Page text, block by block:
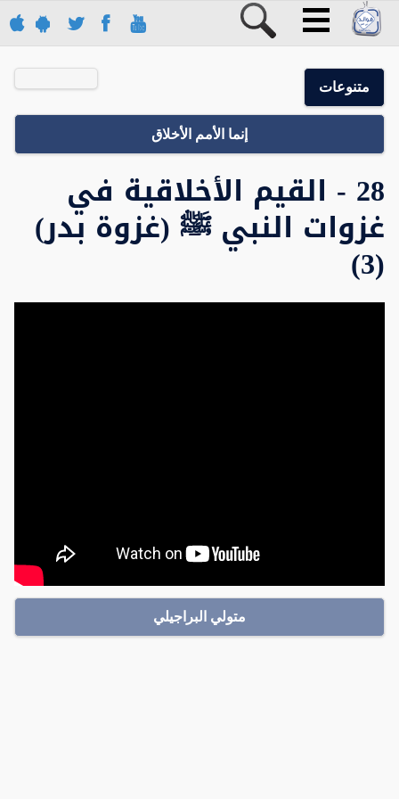
متنوعات
إنما الأمم الأخلاق
28 - القيم الأخلاقية في
غزوات النبي ﷺ (غزوة بدر)
(3)
متولي البراجيلي